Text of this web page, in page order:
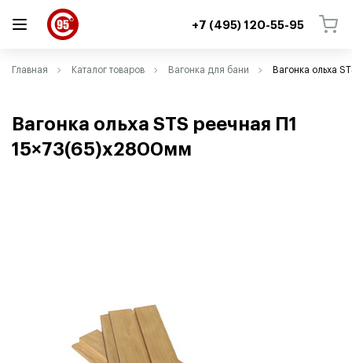
+7 (495) 120-55-95
Главная Каталог товаров Вагонка для бани Вагонка ольха
Вагонка ольха STS реечная П1
15×73(65)х2800мм
ВЕРНУТЬСЯ
ВЕРНУТЬСЯ